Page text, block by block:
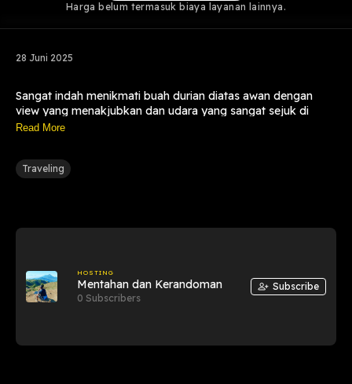
Harga belum termasuk biaya layanan lainnya.
28 Juni 2025
Sangat indah menikmati buah durian diatas awan dengan
view yang menakjubkan dan udara yang sangat sejuk di
Puncak Sikunir Dieng Jawa Tengah Indonesia negeri yang
Read More
Traveling
HOSTING
Mentahan dan Kerandoman
0 Subscribers
Subscribe